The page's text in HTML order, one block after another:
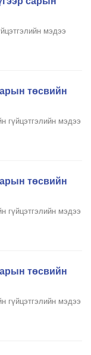
мэдээ
төсвийн
гүйцэтгэлийн мэдээ
төсвийн
гүйцэтгэлийн мэдээ
төсвийн
гүйцэтгэлийн мэдээ